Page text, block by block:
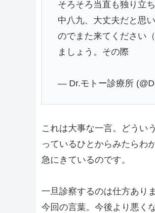
そろそろ当直も独り立
中八九、大丈夫だと思
のでまた来てください
ましょう。その際
— Dr.モトー診療所
これは大事な一言。どうい
っているひとからみたらわ
急にきているのです。
一旦診察するのは仕方あり
今回の言葉。今後より悪く